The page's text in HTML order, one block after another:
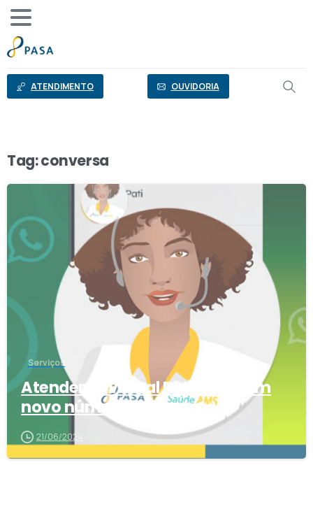
conteúdo
ATENDIMENTO OUVIDORIA
Tag:conversa
Serviços
Atendente virtual Pati está com
novo número de contato
21/06/2024